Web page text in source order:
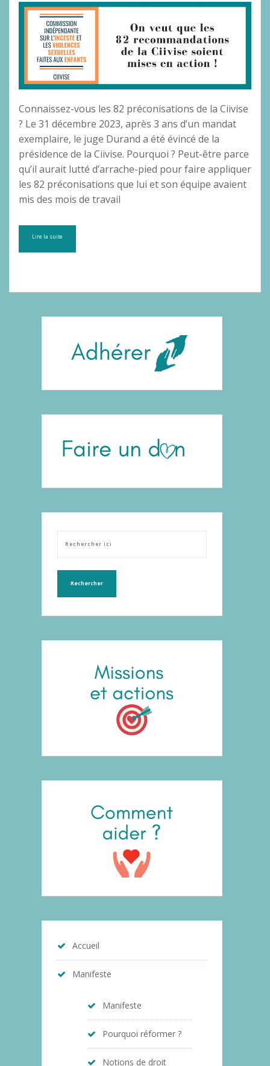
Connaissez-vous les 82 préconisations de la Ciivise
? Le 31 décembre 2023, après 3 ans d’un mandat
exemplaire, le juge Durand a été évincé de la
présidence de la Ciivise. Pourquoi ? Peut-être parce
qu’il aurait lutté d’arrache-pied pour faire appliquer
les 82 préconisations que lui et son équipe avaient
mis des mois de travail
Lire la suite
Accueil
Manifeste
Manifeste
Pourquoi réformer ?
Notions de droit